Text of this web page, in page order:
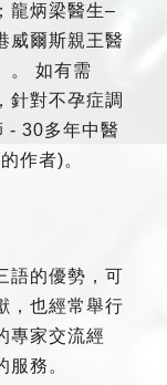
龍炳梁醫生–
威爾斯親王醫
。 如有需
針對不孕症調
- 30多年中醫
作者)。
語的優勢，可
，也經常舉行
專家交流經
務。